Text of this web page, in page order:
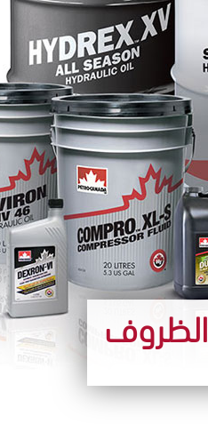
الظروف